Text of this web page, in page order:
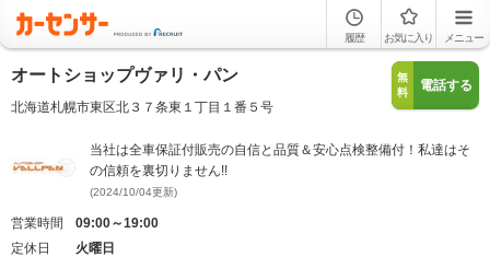
履歴 お気に入り メニュー
オートショップヴァリ・パン
北海道札幌市東区北３７条東１丁目１番５号
無
料
電話する
当社は全車保証付販売の自信と品質＆安心点検整備付！私達はそ
の信頼を裏切りません!!
(2024/10/04更新)
営業時間
09:00～19:00
定休日
火曜日